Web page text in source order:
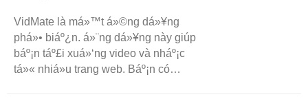
VidMate là má»™t á»©ng dá»¥ng
phá»• biáº¿n. á»¨ng dá»¥ng này giúp
báº¡n táº£i xuá»‘ng video và nháº¡c
tá»« nhiá»u trang web. Báº¡n có